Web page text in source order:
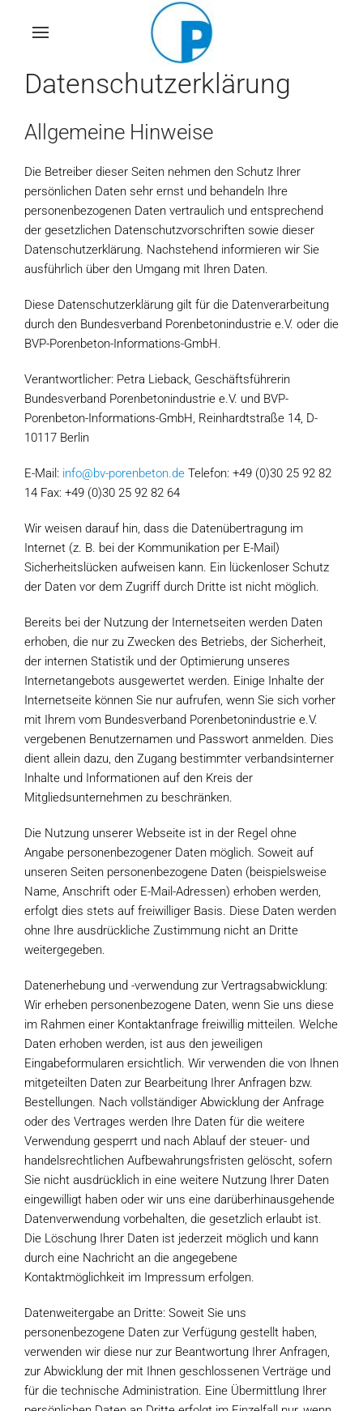
Skip
main
content
Datenschutzerklärung
Allgemeine Hinweise
Die Betreiber dieser Seiten nehmen den Schutz Ihrer
persönlichen Daten sehr ernst und behandeln Ihre
personenbezogenen Daten vertraulich und entsprechend
der gesetzlichen Datenschutzvorschriften sowie dieser
Datenschutzerklärung. Nachstehend informieren wir Sie
ausführlich über den Umgang mit Ihren Daten.
Diese Datenschutzerklärung gilt für die Datenverarbeitung
durch den Bundesverband Porenbetonindustrie e.V. oder die
BVP-Porenbeton-Informations-GmbH.
Verantwortlicher: Petra Lieback, Geschäftsführerin
Bundesverband Porenbetonindustrie e.V. und BVP-
Porenbeton-Informations-GmbH, Reinhardtstraße 14, D-
10117 Berlin
E-Mail: info@bv-porenbeton.de Telefon: +49 (0)30 25 92 82
14 Fax: +49 (0)30 25 92 82 64
Wir weisen darauf hin, dass die Datenübertragung im
Internet (z. B. bei der Kommunikation per E-Mail)
Sicherheitslücken aufweisen kann. Ein lückenloser Schutz
der Daten vor dem Zugriff durch Dritte ist nicht möglich.
Bereits bei der Nutzung der Internetseiten werden Daten
erhoben, die nur zu Zwecken des Betriebs, der Sicherheit,
der internen Statistik und der Optimierung unseres
Internetangebots ausgewertet werden. Einige Inhalte der
Internetseite können Sie nur aufrufen, wenn Sie sich vorher
mit Ihrem vom Bundesverband Porenbetonindustrie e.V.
vergebenen Benutzernamen und Passwort anmelden. Dies
dient allein dazu, den Zugang bestimmter verbandsinterner
Inhalte und Informationen auf den Kreis der
Mitgliedsunternehmen zu beschränken.
Die Nutzung unserer Webseite ist in der Regel ohne
Angabe personenbezogener Daten möglich. Soweit auf
unseren Seiten personenbezogene Daten (beispielsweise
Name, Anschrift oder E-Mail-Adressen) erhoben werden,
erfolgt dies stets auf freiwilliger Basis. Diese Daten werden
ohne Ihre ausdrückliche Zustimmung nicht an Dritte
weitergegeben.
Datenerhebung und -verwendung zur Vertragsabwicklung:
Wir erheben personenbezogene Daten, wenn Sie uns diese
im Rahmen einer Kontaktanfrage freiwillig mitteilen. Welche
Daten erhoben werden, ist aus den jeweiligen
Eingabeformularen ersichtlich. Wir verwenden die von Ihnen
mitgeteilten Daten zur Bearbeitung Ihrer Anfragen bzw.
Bestellungen. Nach vollständiger Abwicklung der Anfrage
oder des Vertrages werden Ihre Daten für die weitere
Verwendung gesperrt und nach Ablauf der steuer- und
handelsrechtlichen Aufbewahrungsfristen gelöscht, sofern
Sie nicht ausdrücklich in eine weitere Nutzung Ihrer Daten
eingewilligt haben oder wir uns eine darüberhinausgehende
Datenverwendung vorbehalten, die gesetzlich erlaubt ist.
Die Löschung Ihrer Daten ist jederzeit möglich und kann
durch eine Nachricht an die angegebene
Kontaktmöglichkeit im Impressum erfolgen.
Datenweitergabe an Dritte: Soweit Sie uns
personenbezogene Daten zur Verfügung gestellt haben,
verwenden wir diese nur zur Beantwortung Ihrer Anfragen,
zur Abwicklung der mit Ihnen geschlossenen Verträge und
für die technische Administration. Eine Übermittlung Ihrer